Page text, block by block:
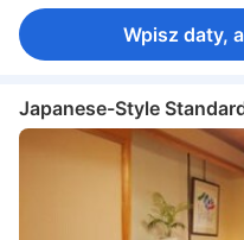
Wpisz daty,
Japanese-Style